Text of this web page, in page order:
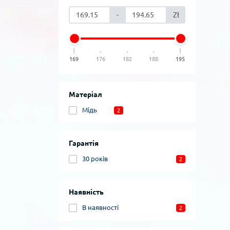
- Zł
169 176 182 188 195
Матеріал
Мідь 2
Гарантія
30 років 2
Наявність
В наявності 2